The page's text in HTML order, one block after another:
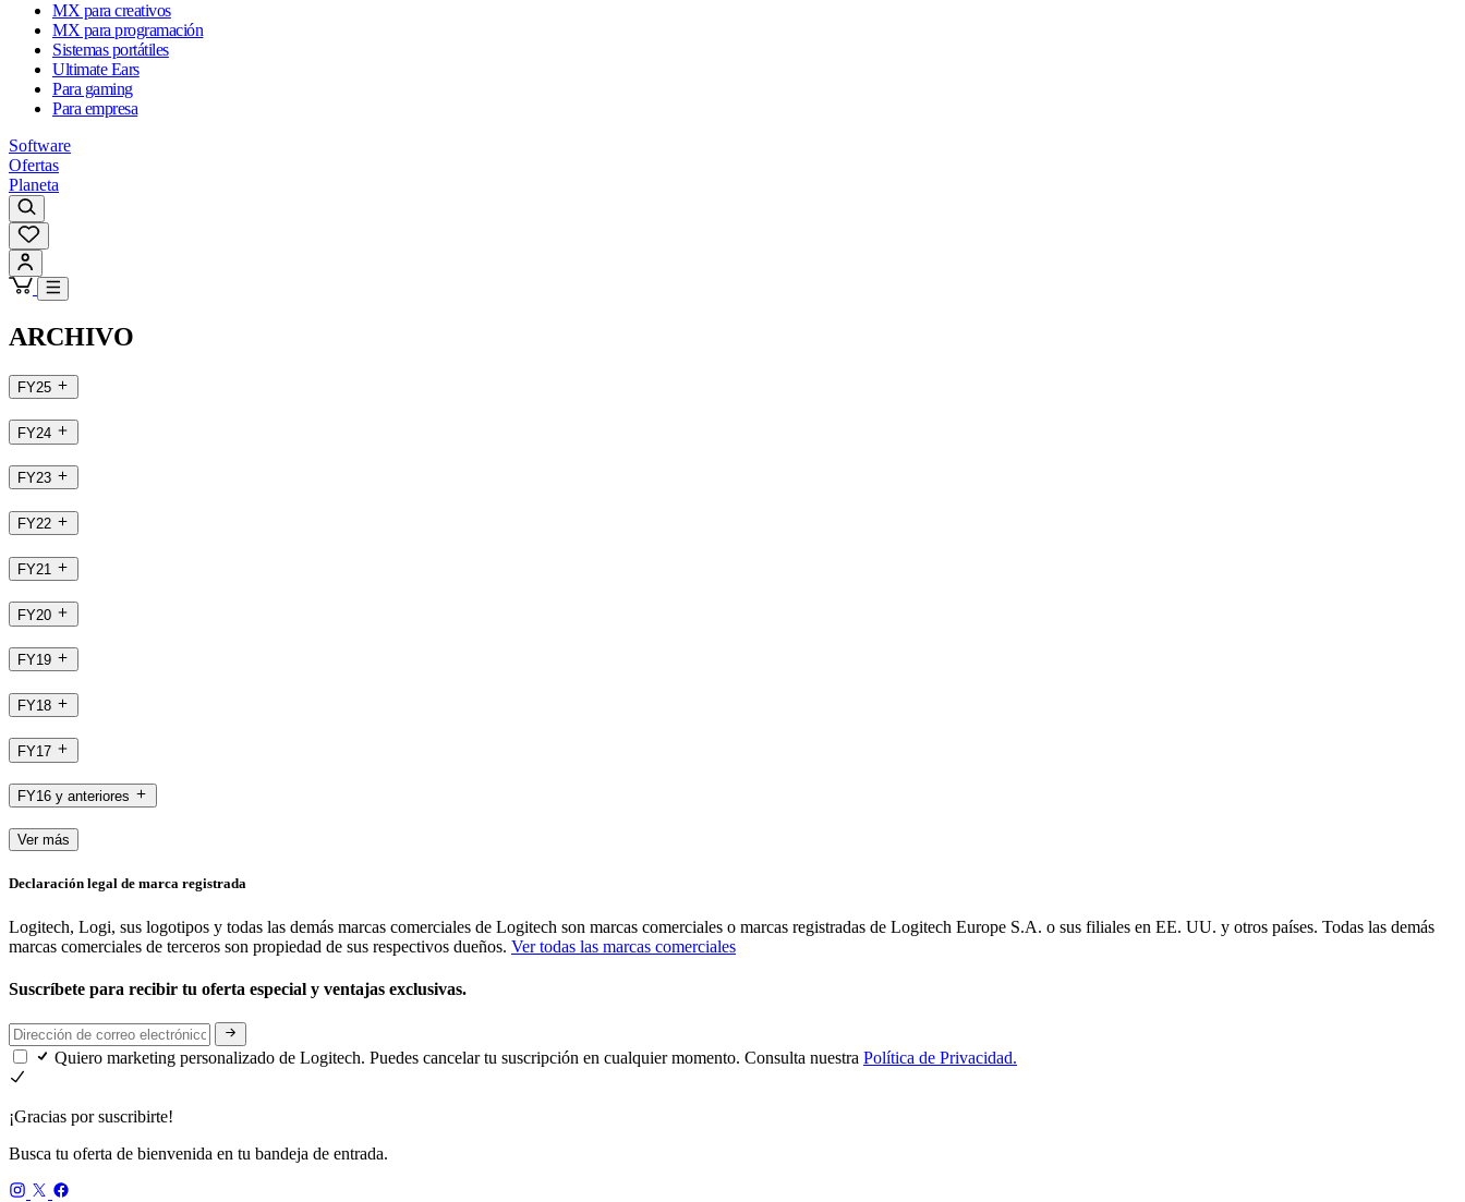
MX para creativos
MX para programación
Sistemas portátiles
Ultimate Ears
Para gaming
Para empresa
Software
Ofertas
Planeta
ARCHIVO
FY25
FY24
FY23
FY22
FY21
FY20
FY19
FY18
FY17
FY16 y anteriores
Ver más
Declaración legal de marca registrada
Logitech, Logi, sus logotipos y todas las demás marcas comerciales de Logitech son marcas comerciales o marcas registradas de Logitech Europe S.A. o sus filiales en EE. UU. y otros países. Todas las demás
marcas comerciales de terceros son propiedad de sus respectivos dueños. Ver todas las marcas comerciales
Suscríbete para recibir tu oferta especial y ventajas exclusivas.
Quiero marketing personalizado de Logitech. Puedes cancelar tu suscripción en cualquier momento. Consulta nuestra Política de Privacidad.
¡Gracias por suscribirte!
Busca tu oferta de bienvenida en tu bandeja de entrada.